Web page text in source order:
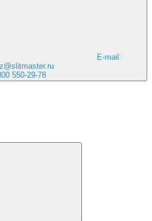
E-mail:
550-29-78